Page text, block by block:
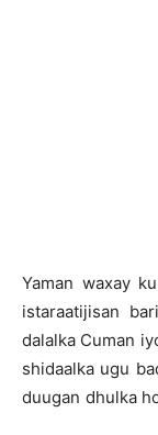
Yaman waxay
istaraatijisan
dalalka Cuman
shidaalka ugu
duugan dhulka